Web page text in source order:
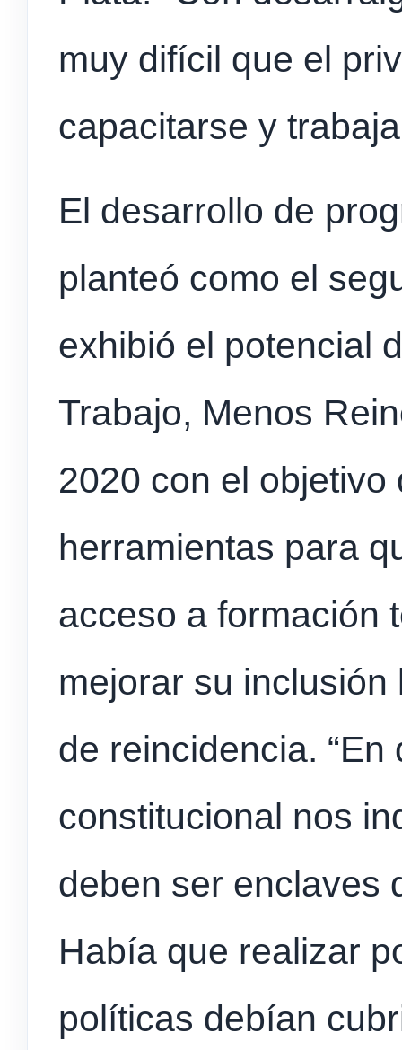
muy difícil que el
capacitarse y
El desarrollo de
planteó como el
exhibió el potencial
Trabajo, Menos
2020 con el
herramientas para
acceso a formación
mejorar su
de reincidencia.
constitucional nos
deben ser enclaves
Había que realizar
políticas debían